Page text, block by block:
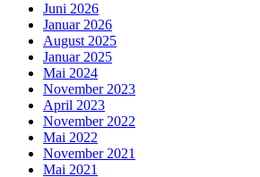
Juni 2026
Januar 2026
August 2025
Januar 2025
Mai 2024
November 2023
April 2023
November 2022
Mai 2022
November 2021
Mai 2021